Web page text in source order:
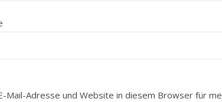
Mail-Adresse und Website in diesem Browser für